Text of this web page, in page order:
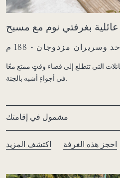
بغرفتي نوم مع مسبح
وسريران مزدوجان - 188 م
التي تتطلع إلى قضاء وقتٍ ممتع معًا
في أجواءٍ أشبه بالجنة.
مشمول في إقامتك
اكتشف المزيد احجز هذه الغرفة